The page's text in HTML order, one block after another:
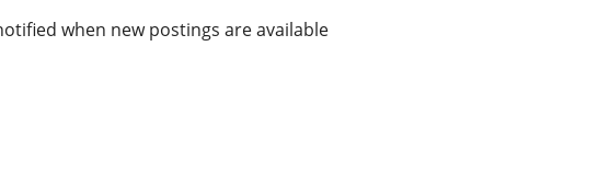
when new postings are available